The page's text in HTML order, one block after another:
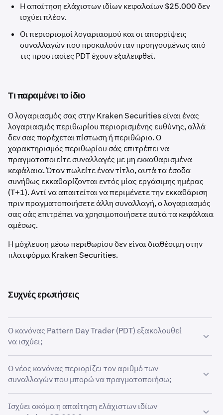
Η απαίτηση ελάχιστων ιδίων κεφαλαίων $25.000 δεν
ισχύει πλέον.
Οι περιορισμοί λογαριασμού και οι απορρίψεις
συναλλαγών που προκαλούνταν προηγουμένως από
τις προστασίες PDT έχουν εξαλειφθεί.
Τι παραμένει το ίδιο
Ο λογαριασμός σας στην Kraken Securities είναι ένας
λογαριασμός περιθωρίου περιορισμένης ευθύνης, αλλά
δεν σας παρέχεται πίστωση ή περιθώριο. Ο
χαρακτηρισμός περιθωρίου σάς επιτρέπει να
πραγματοποιείτε συναλλαγές με μη εκκαθαρισμένα
κεφάλαια. Όταν πωλείτε έναν τίτλο, αυτά τα έσοδα
συνήθως εκκαθαρίζονται εντός μίας εργάσιμης ημέρας
(T+1). Αντί να απαιτείται να περιμένετε την εκκαθάριση
πριν πραγματοποιήσετε άλλη συναλλαγή, ο λογαριασμός
σας σάς επιτρέπει να χρησιμοποιήσετε αυτά τα κεφάλαια
αμέσως.
Η μόχλευση μέσω περιθωρίου δεν είναι διαθέσιμη στην
πλατφόρμα Kraken Securities.
Συχνές ερωτήσεις
Ο κανόνας Pattern Day Trader (PDT) εξακολουθεί
να ισχύει;
Ο χαρακτηρισμός pattern day trader έχει καταργηθεί. Η
Kraken Securities δεν απαιτείται πλέον να παρακολουθεί
ή να επισημαίνει λογαριασμούς που εκτελούν τέσσερις ή
παραθύρου πέντε εργάσιμων ημερών από την 4η Ιουνίου
Ο νέος κανόνας περιορίζει τον αριθμό των
συναλλαγών που μπορώ να πραγματοποιήσω;
Όχι. Το προηγούμενο όριο τεσσάρων συναλλαγών έχει
Ισχύει ακόμα η απαίτηση ελάχιστων ιδίων